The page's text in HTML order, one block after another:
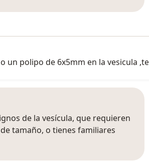
un polipo de 6x5mm en la vesicula
de la vesícula, que requieren
tamaño, o tienes familiares